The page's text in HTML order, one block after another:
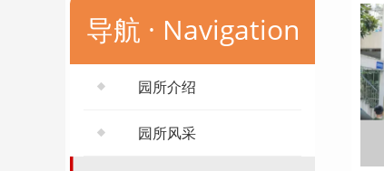
导航 · Navigation
园所介绍
园所风采